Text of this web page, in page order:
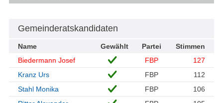
Gemeinderatskandidaten
Name Gewählt Partei
Stimmen
Biedermann Josef
FBP
127
Kranz Urs
FBP
112
Stahl Monika
FBP
106